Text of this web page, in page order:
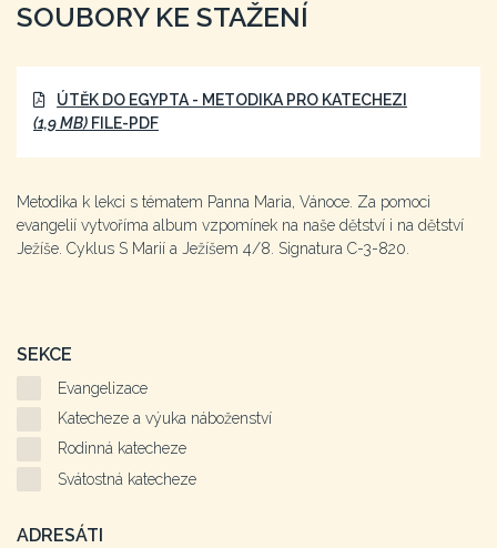
SOUBORY KE STAŽENÍ
ÚTĚK DO EGYPTA - METODIKA PRO KATECHEZI
(1,9 MB) FILE-PDF
Metodika k lekci s tématem Panna Maria, Vánoce. Za pomoci
evangelií vytvoříma album vzpomínek na naše dětství i na dětství
Ježíše. Cyklus S Marií a Ježíšem 4/8. Signatura C-3-820.
SEKCE
Evangelizace
Katecheze a výuka náboženství
Rodinná katecheze
Svátostná katecheze
ADRESÁTI